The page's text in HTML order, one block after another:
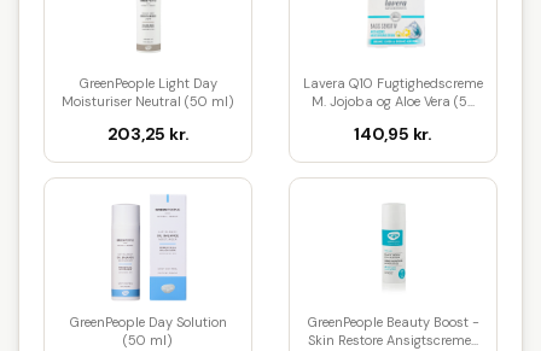
GreenPeople Light Day
Moisturiser Neutral (50 ml)
203,25 kr.
Lavera Q10 Fugtighedscreme
M. Jojoba og Aloe Vera (5...
140,95 kr.
GreenPeople Day Solution
(50 ml)
GreenPeople Beauty Boost -
Skin Restore Ansigtscreme...